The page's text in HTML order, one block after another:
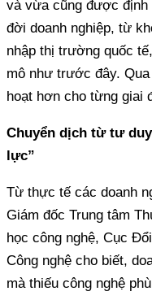
và vừa cũng được
đời doanh nghiệp, từ
nhập thị trường quốc
mô như trước đây.
hoạt hơn cho từng giai
Chuyển dịch từ tư
lực”
Từ thực tế các doanh
Giám đốc Trung tâm
học công nghệ, Cục
Công nghệ cho biết,
mà thiếu công nghệ